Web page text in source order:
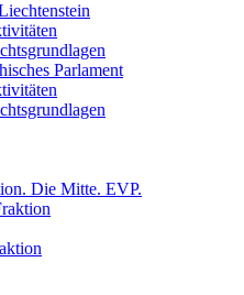
Parlament
Die Mitte. EVP.